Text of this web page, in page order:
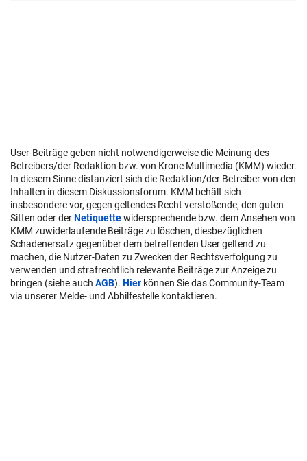
User-Beiträge geben nicht notwendigerweise die Meinung des
Betreibers/der Redaktion bzw. von Krone Multimedia (KMM) wieder.
In diesem Sinne distanziert sich die Redaktion/der Betreiber von den
Inhalten in diesem Diskussionsforum. KMM behält sich
insbesondere vor, gegen geltendes Recht verstoßende, den guten
Sitten oder derNetiquettewidersprechende bzw. dem Ansehen von
KMM zuwiderlaufende Beiträge zu löschen, diesbezüglichen
Schadenersatz gegenüber dem betreffenden User geltend zu
machen, die Nutzer-Daten zu Zwecken der Rechtsverfolgung zu
verwenden und strafrechtlich relevante Beiträge zur Anzeige zu
bringen (siehe auch AGB). Hier können Sie das Community-Team
via unserer Melde- und Abhilfestelle kontaktieren.